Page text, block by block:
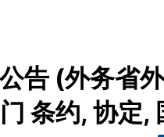
告 (外务省
门 条约, 协